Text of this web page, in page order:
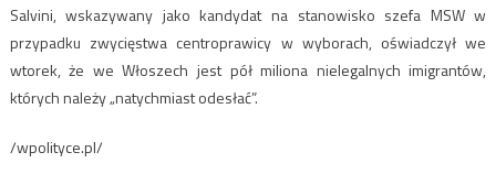
Salvini, wskazywany jako kandydat na stanowisko szefa MSW w
przypadku zwycięstwa centroprawicy w wyborach, oświadczył we
wtorek, że we Włoszech jest pół miliona nielegalnych imigrantów,
których należy „natychmiast odesłać”.
/wpolityce.pl/